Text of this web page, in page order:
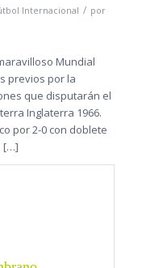
Internacional / por
Mundial
previos por la
que disputarán el
Inglaterra 1966.
por 2-0 con doblete
[…]